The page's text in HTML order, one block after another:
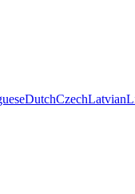
DutchCzechLatvian